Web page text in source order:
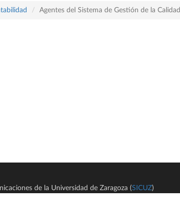
Agentes del Sistema de Gestión de la Calidad
de la Universidad de Zaragoza (SICUZ)